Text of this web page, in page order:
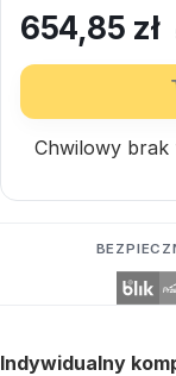
654,85 zł
Chwilowy brak
Indywidualny